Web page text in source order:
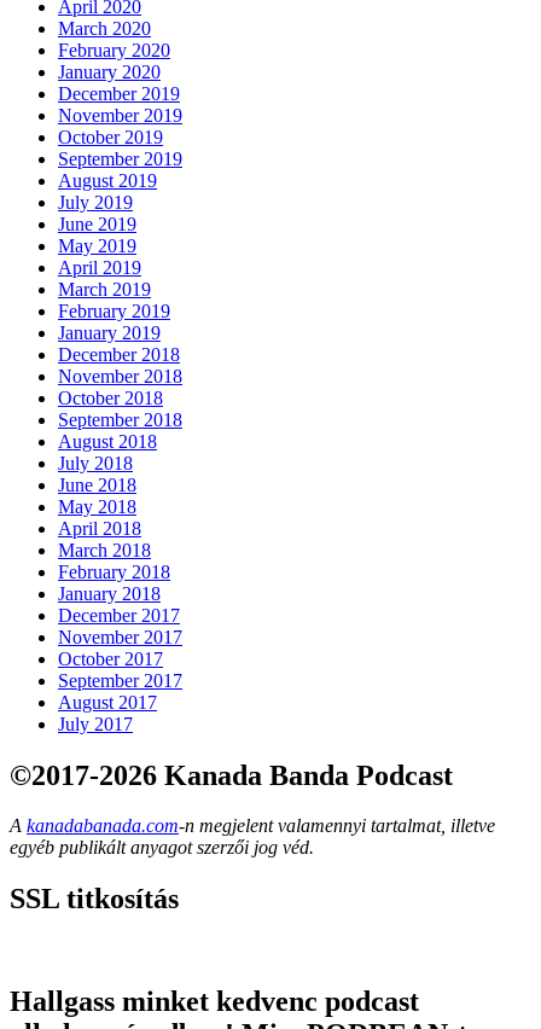
April 2020
March 2020
February 2020
January 2020
December 2019
November 2019
October 2019
September 2019
August 2019
July 2019
June 2019
May 2019
April 2019
March 2019
February 2019
January 2019
December 2018
November 2018
October 2018
September 2018
August 2018
July 2018
June 2018
May 2018
April 2018
March 2018
February 2018
January 2018
December 2017
November 2017
October 2017
September 2017
August 2017
July 2017
©2017-2026 Kanada Banda Podcast
A kanadabanada.com-n megjelent valamennyi tartalmat, illetve
egyéb publikált anyagot szerzői jog véd.
SSL titkosítás
Hallgass minket kedvenc podcast